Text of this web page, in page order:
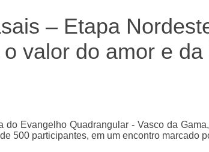
– Etapa
valor do amor e
Evangelho Quadrangular - Vasco da
500 participantes, em um encontro marcado